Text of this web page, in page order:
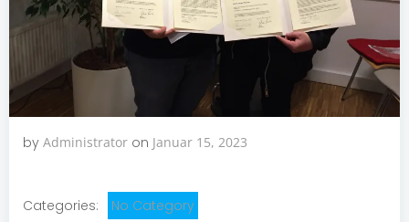
by Administrator on Januar 15, 2023
Categories:
No Category